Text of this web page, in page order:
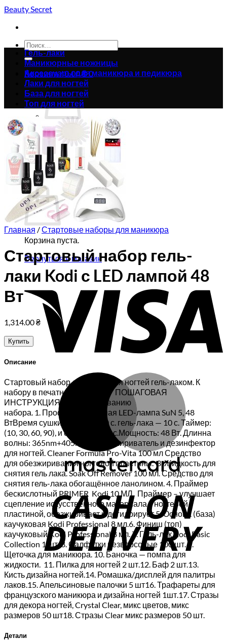
Skip
content
Beauty Secret
Искать:
Корзина /0.00₴0
Корзина пуста.
Вернуться в магазин
Корзина
Корзина пуста.
Вернуться в магазин
Гель-лаки
Маникюрные ножницы
Аксессуары для маникюра и педикюра
Лаки для ногтей
База для ногтей
Топ для ногтей
Главная /Стартовые наборы для маникюра
Стартовый набор гель-
лаки Kodi с LED лампой 48
Вт
1,314.00₴
Купить
Описание
Стартовый набор для покрытия ногтей гель-лаком. К
набору в печатном виде идет ПОШАГОВАЯ
ИНСТРУКЦИЯ по использованию
набора. 1. Профессиональная LED-лампа SuN 5, 48
ВтВремя сушки геля — до 60 с. гель-лака — 10 с. Таймер:
(10, 30, 60, 90), и сенсор до 99 с.Мощность: 48 Вт. Длинна
волны: 365nm+405nm 2. Обезжириватель и дезинфектор
для ногтей. Cleaner Formula Pro-Vita 100 мл Средство
для обезжиривания ногтевой пластины. 3. Жидкость для
снятия гель лака. Soak Off Remover 100 мл. Средство для
снятия гель-лака обогащённое ланолином. 4. Праймер
бескислотный PRIMER Kodi 10 МЛ. Праймер – улучшает
сцепление искусственного материала с ногтевой
пластиной, обезжиривает и дегидрирует.5. Основа (база)
каучуковая Kodi Professional 8 мл.6. Финиш (топ)
каучуковый Kodi Professional 8 мл. 7. Гель-лак Kodi Basic
Collection 1 шт. 8. Салфетки безворсовые 100 шт. 9.
Щеточка для маникюра. 10. Баночка — помпа для
жидкости. 11. Пилка для ногтей 2 шт.12. Баф 2 шт.13.
Кисть дизайна ногтей.14. Ромашка/дисплей для палитры
лаков.15. Апельсиновые палочки 5 шт16. Трафареты для
французского маникюра и дизайна ногтей 1шт.17. Стразы
для декора ногтей, Crystal Clear, микс цветов, микс
размеров 50 шт18. Стразы Clear микс размеров 50 шт.
Детали